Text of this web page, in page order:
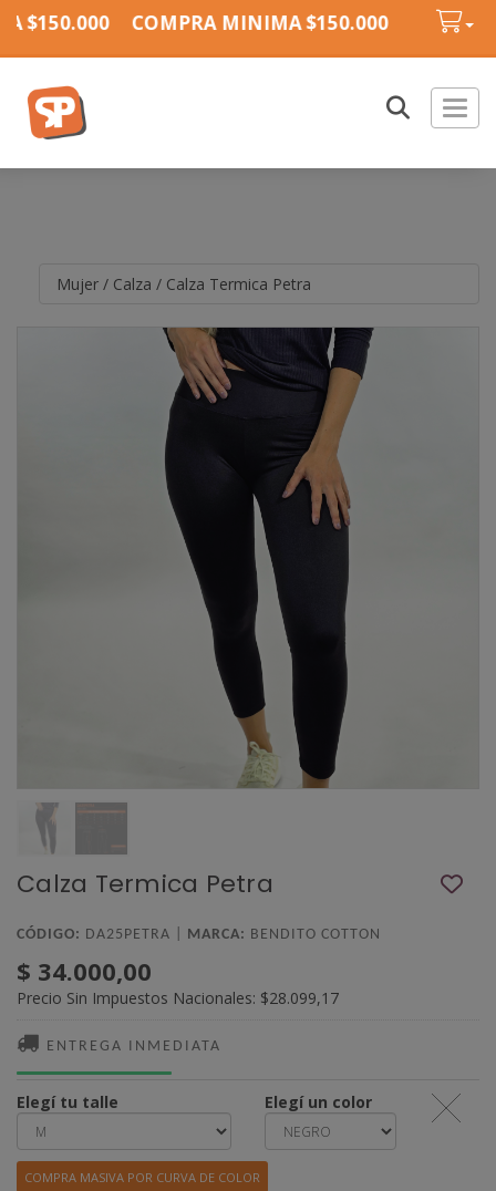
$150.000 COMPRA MINIMA $150.000
Mujer / Calza / Calza Termica Petra
Calza Termica Petra
CÓDIGO: DA25PETRA | MARCA: BENDITO COTTON
$ 34.000,00
Precio Sin Impuestos Nacionales: $28.099,17
ENTREGA INMEDIATA
Elegí tu talle Elegí un color
COMPRA MASIVA POR CURVA DE COLOR